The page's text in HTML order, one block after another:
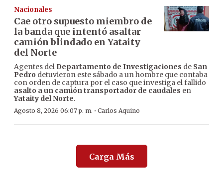
Nacionales
Cae otro supuesto miembro de
la banda que intentó asaltar
camión blindado en Yataity
del Norte
Agentes del Departamento de Investigaciones de San
Pedro detuvieron este sábado a un hombre que contaba
con orden de captura por el caso que investiga el fallido
asalto a un camión transportador de caudales en
Yataity del Norte.
Agosto 8, 2026 06:07 p. m. · Carlos Aquino
Carga Más